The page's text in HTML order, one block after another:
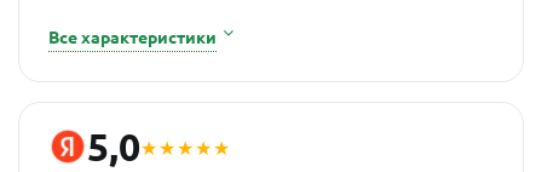
Все характеристики
5,0★★★★★